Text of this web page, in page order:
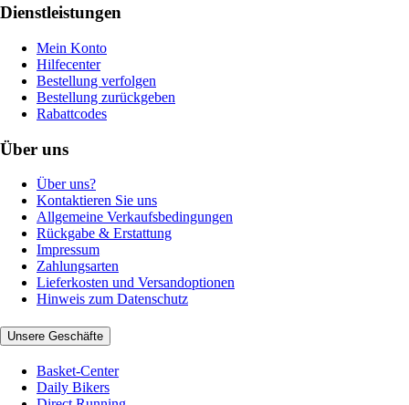
Dienstleistungen
Mein Konto
Hilfecenter
Bestellung verfolgen
Bestellung zurückgeben
Rabattcodes
Über uns
Über uns?
Kontaktieren Sie uns
Allgemeine Verkaufsbedingungen
Rückgabe & Erstattung
Impressum
Zahlungsarten
Lieferkosten und Versandoptionen
Hinweis zum Datenschutz
Unsere Geschäfte
Basket-Center
Daily Bikers